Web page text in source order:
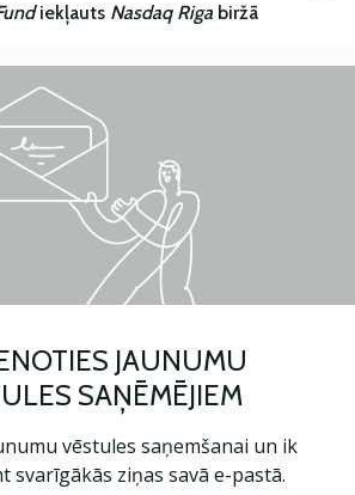
iekļauts Nasdaq Riga biržā
JAUNUMU
SAŅĒMĒJIEM
vēstules saņemšanai un ik
svarīgākās ziņas savā e-pastā.